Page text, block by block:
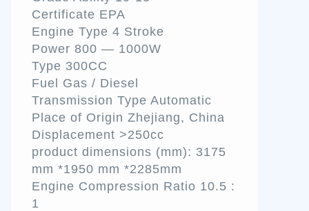
Certificate EPA
Engine Type 4 Stroke
Power 800 — 1000W
Type 300CC
Fuel Gas / Diesel
Transmission Type Automatic
Place of Origin Zhejiang, China
Displacement >250cc
product dimensions (mm): 3175
mm *1950 mm *2285mm
Engine Compression Ratio 10.5 :
1